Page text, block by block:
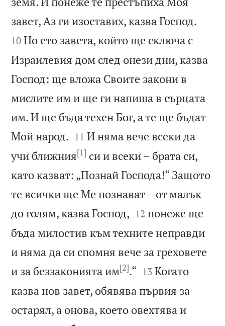
завет, Аз ги изоставих, казва Господ.
10 Но ето завета, който ще сключа с
Израилевия дом след онези дни, казва
Господ: ще вложа Своите закони в
мислите им и ще ги напиша в сърцата
им. И ще бъда техен Бог, а те ще бъдат
Мой народ. 

11 И няма вече всеки да
учи ближния[1] си и всеки – брата си,
като казват: „Познай Господа!“ Защото
те всички ще Ме познават – от малък
до голям, казва Господ, 

12 понеже ще
бъда милостив към техните неправди
и няма да си спомня вече за греховете
и за беззаконията им[2].“ 

13 Когато
казва нов завет, обявява първия за
остарял, а онова, което овехтява и